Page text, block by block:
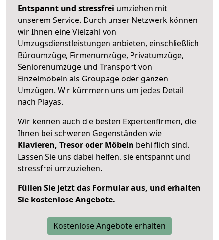
Entspannt und stressfrei umziehen mit
unserem Service. Durch unser Netzwerk können
wir Ihnen eine Vielzahl von
Umzugsdienstleistungen anbieten, einschließlich
Büroumzüge, Firmenumzüge, Privatumzüge,
Seniorenumzüge und Transport von
Einzelmöbeln als Groupage oder ganzen
Umzügen. Wir kümmern uns um jedes Detail
nach Playas.
Wir kennen auch die besten Expertenfirmen, die
Ihnen bei schweren Gegenständen wie
Klavieren, Tresor oder Möbeln behilflich sind.
Lassen Sie uns dabei helfen, sie entspannt und
stressfrei umzuziehen.
Füllen Sie jetzt das Formular aus, und erhalten
Sie kostenlose Angebote.
Kostenlose Angebote erhalten